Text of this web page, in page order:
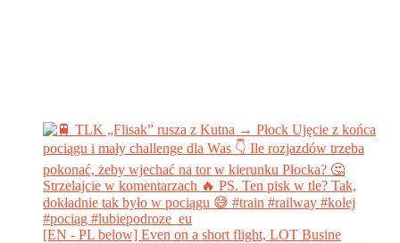
[EN - PL below] Even on a short flight, LOT Busine